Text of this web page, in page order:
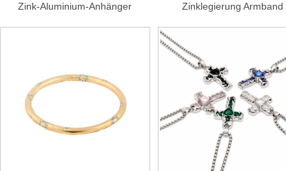
Zink-Aluminium-Anhänger Zinklegierung Armband